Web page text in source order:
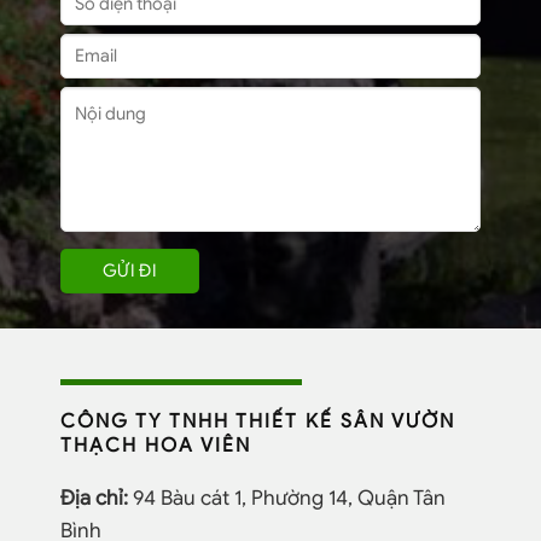
CÔNG TY TNHH THIẾT KẾ SÂN VƯỜN
THẠCH HOA VIÊN
Địa chỉ:94 Bàu cát 1, Phường 14, Quận Tân
Bình